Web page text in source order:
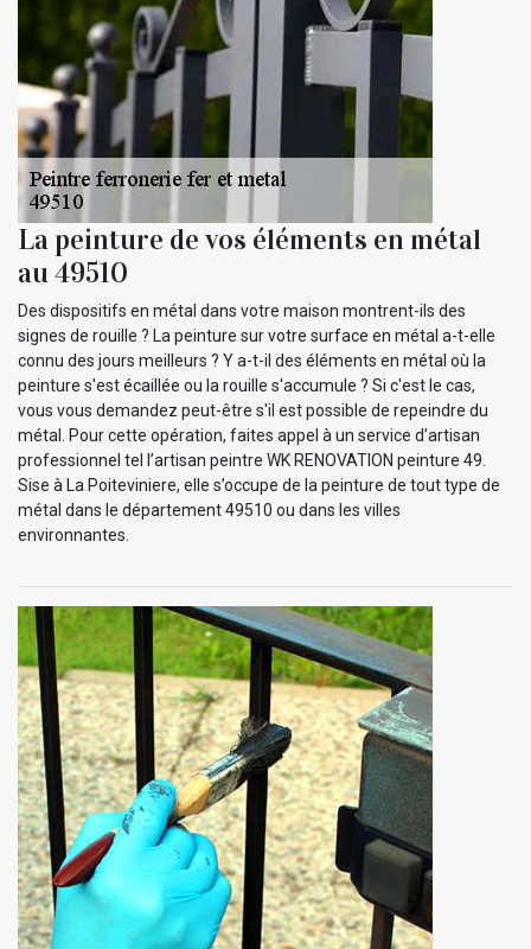
La peinture de vos éléments en métal
au 49510
Des dispositifs en métal dans votre maison montrent-ils des
signes de rouille ? La peinture sur votre surface en métal a-t-elle
connu des jours meilleurs ? Y a-t-il des éléments en métal où la
peinture s'est écaillée ou la rouille s'accumule ? Si c'est le cas,
vous vous demandez peut-être s'il est possible de repeindre du
métal. Pour cette opération, faites appel à un service d’artisan
professionnel tel l’artisan peintre WK RENOVATION peinture 49.
Sise à La Poiteviniere, elle s’occupe de la peinture de tout type de
métal dans le département 49510 ou dans les villes
environnantes.